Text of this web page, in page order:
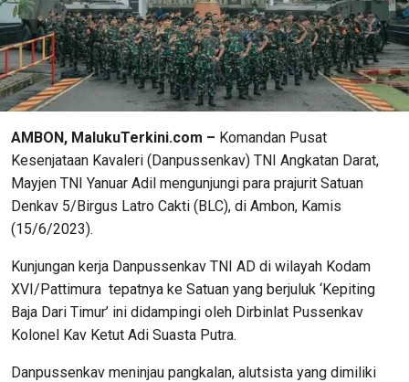
AMBON, MalukuTerkini.com – Komandan Pusat
Kesenjataan Kavaleri (Danpussenkav) TNI Angkatan Darat,
Mayjen TNI Yanuar Adil mengunjungi para prajurit Satuan
Denkav 5/Birgus Latro Cakti (BLC), di Ambon, Kamis
(15/6/2023).
Kunjungan kerja Danpussenkav TNI AD di wilayah Kodam
XVI/Pattimura tepatnya ke Satuan yang berjuluk ‘Kepiting
Baja Dari Timur’ ini didampingi oleh Dirbinlat Pussenkav
Kolonel Kav Ketut Adi Suasta Putra.
Danpussenkav meninjau pangkalan, alutsista yang dimiliki